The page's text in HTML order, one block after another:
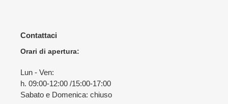
Contattaci
Orari di apertura:
Lun - Ven:
h. 09:00-12:00 /15:00-17:00
Sabato e Domenica: chiuso